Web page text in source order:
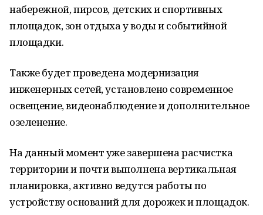
набережной, пирсов, детских и спортивных
площадок, зон отдыха у воды и событийной
площадки.
Также будет проведена модернизация
инженерных сетей, установлено современное
освещение, видеонаблюдение и дополнительное
озеленение.
На данный момент уже завершена расчистка
территории и почти выполнена вертикальная
планировка, активно ведутся работы по
устройству оснований для дорожек и площадок.